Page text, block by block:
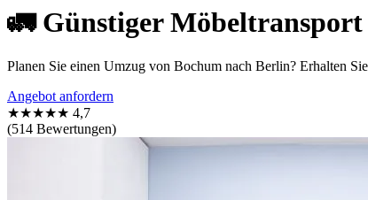
🚛 Günstiger
Planen Sie einen Umzug von Bochum nach Berlin? Erhalten
Angebot anfordern
★★★★★ 4,7
(514 Bewertungen)